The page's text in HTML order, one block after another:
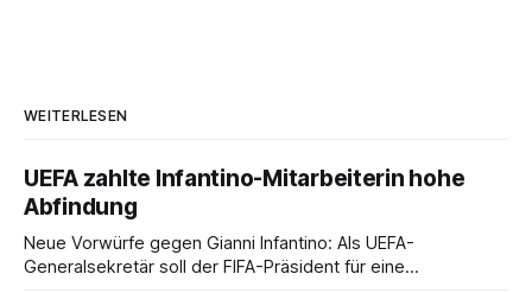
WEITERLESEN
UEFA zahlte Infantino-Mitarbeiterin hohe
Abfindung
Neue Vorwürfe gegen Gianni Infantino: Als UEFA-
Generalsekretär soll der FIFA-Präsident für eine